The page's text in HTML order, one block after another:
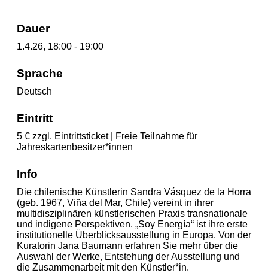
Dauer
1.4.26, 18:00 - 19:00
Sprache
Deutsch
Eintritt
5 € zzgl. Eintrittsticket | Freie Teilnahme für
Jahreskartenbesitzer*innen
Info
Die chilenische Künstlerin Sandra Vásquez de la Horra
(geb. 1967, Viña del Mar, Chile) vereint in ihrer
multidisziplinären künstlerischen Praxis transnationale
und indigene Perspektiven. „Soy Energía“ ist ihre erste
institutionelle Überblicksausstellung in Europa. Von der
Kuratorin Jana Baumann erfahren Sie mehr über die
Auswahl der Werke, Entstehung der Ausstellung und
die Zusammenarbeit mit den Künstler*in.